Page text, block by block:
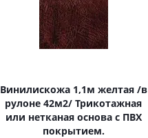
Винилискожа 1,1м желтая /в
рулоне 42м2/ Трикотажная
или нетканая основа с ПВХ
покрытием.